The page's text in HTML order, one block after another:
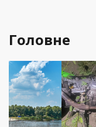
Головне